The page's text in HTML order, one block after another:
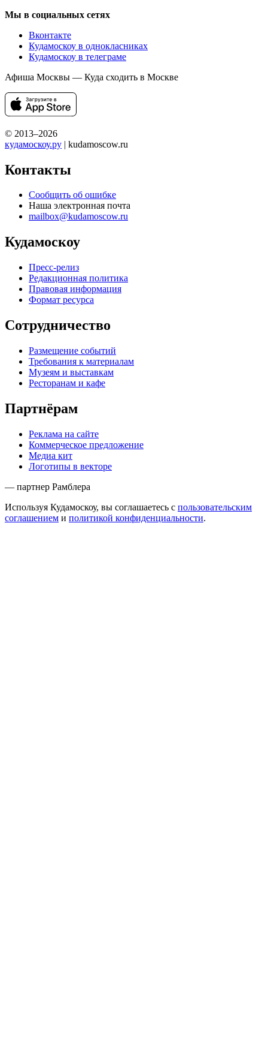
Мы в социальных сетях
Вконтакте
Кудамоскоу в однокласниках
Кудамоскоу в телеграме
Афиша Москвы — Куда сходить в Москве
© 2013–2026
кудамоскоу.ру | kudamoscow.ru
Контакты
Сообщить об ошибке
Наша электронная почта
mailbox@kudamoscow.ru
Кудамоскоу
Пресс-релиз
Редакционная политика
Правовая информация
Формат ресурса
Сотрудничество
Размещение событий
Требования к материалам
Музеям и выставкам
Ресторанам и кафе
Партнёрам
Реклама на сайте
Коммерческое предложение
Медиа кит
Логотипы в векторе
— партнер Рамблера
Используя Кудамоскоу, вы соглашаетесь с пользовательским
соглашением и политикой конфиденциальности.